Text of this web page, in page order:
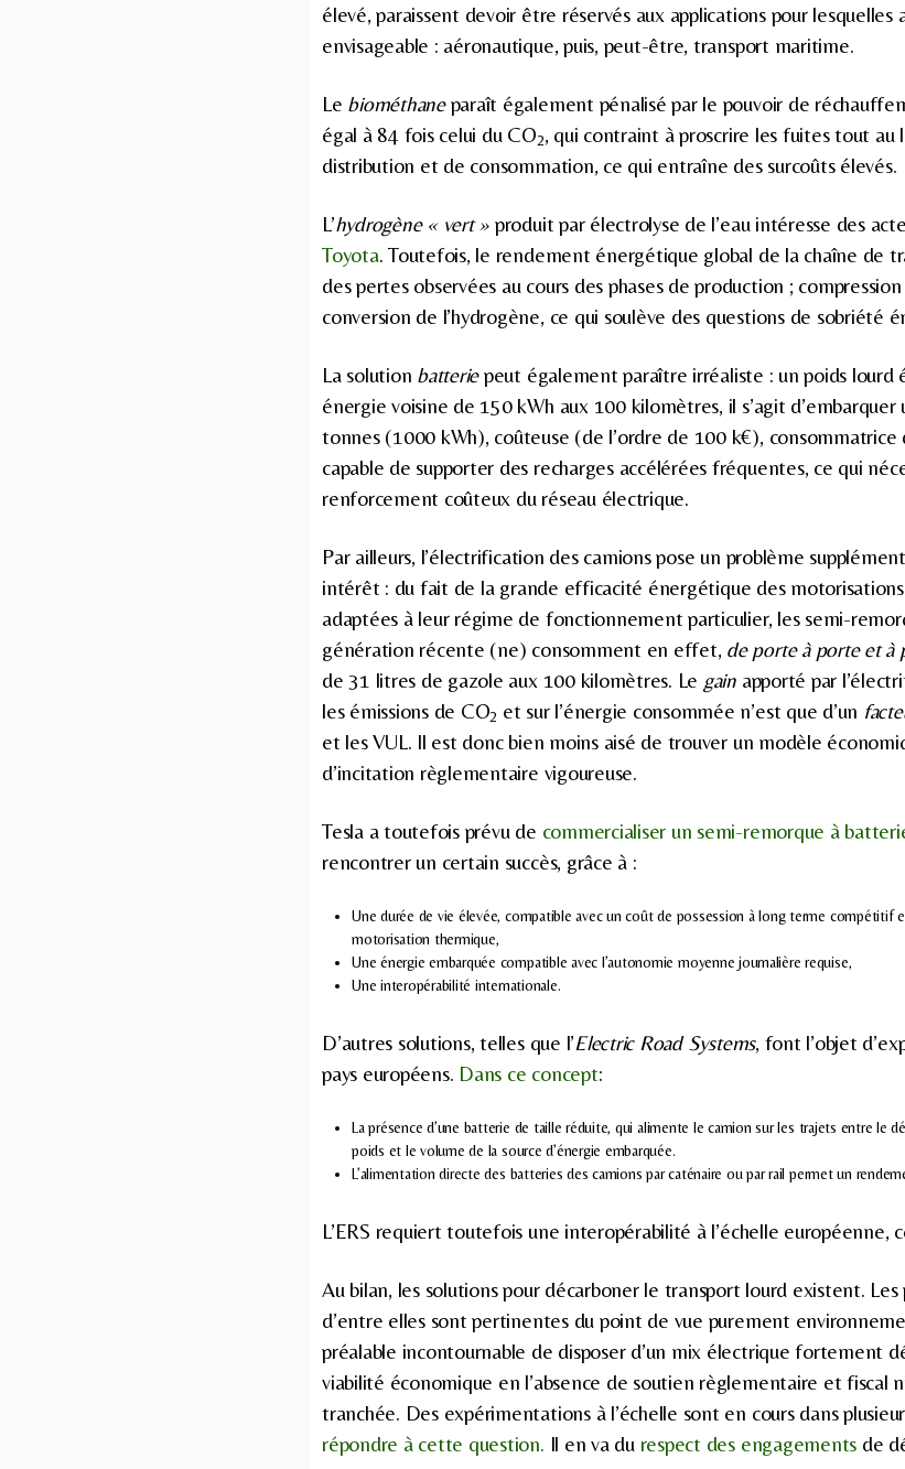
élevé, paraissent devoir être réservés aux applications pour
envisageable : aéronautique, puis, peut-être, transport maritime.
Le biométhaneparaît également pénalisé par le pouvoir de
égal à 84 fois celui du CO2, qui contraint à proscrire les fuites tout au
distribution et de consommation, ce qui entraîne des surcoûts élevés.
L’hydrogène « vert » produit par électrolyse de l’eau intéresse des
Toyota. Toutefois, le rendement énergétique global de la chaîne de
des pertes observées au cours des phases de production ;
conversion de l’hydrogène, ce qui soulève des questions de sobriété
La solution batteriepeut également paraître irréaliste : un poids lourd
énergie voisine de 150 kWh aux 100 kilomètres, il s’agit
tonnes (1000 kWh), coûteuse (de l’ordre de 100 k€), consommatrice
capable de supporter des recharges accélérées fréquentes, ce qui
renforcement coûteux du réseau électrique.
Par ailleurs, l’électrification des camions pose un problème
intérêt : du fait de la grande efficacité énergétique des
adaptées à leur régime de fonctionnement particulier, les semi-
génération récente (ne) consomment en effet, de porte à porte et à
de 31 litres de gazole aux 100 kilomètres. Le gain apporté par
les émissions de CO2 et sur l’énergie consommée n’est que d’un
et les VUL. Il est donc bien moins aisé de trouver un modèle
d’incitation règlementaire vigoureuse.
Tesla a toutefois prévu de commercialiser un semi-remorque à
rencontrer un certain succès, grâce à :
Une durée de vie élevée, compatible avec un coût de possession à long terme compétitif
motorisation thermique,
Une énergie embarquée compatible avec l’autonomie moyenne journalière requise,
Une interopérabilité internationale.
D’autres solutions, telles que l’Electric Road Systems, font l’objet
pays européens. Dans ce concept:
La présence d’une batterie de taille réduite, qui alimente le camion sur les trajets entre le
poids et le volume de la source d’énergie embarquée.
L’alimentation directe des batteries des camions par caténaire ou par rail permet un
L’ERS requiert toutefois une interopérabilité à l’échelle européenne,
Au bilan, les solutions pour décarboner le transport lourd existent.
d’entre elles sont pertinentes du point de vue purement
préalable incontournable de disposer d’un mix électrique fortement
viabilité économique en l’absence de soutien règlementaire et fiscal
tranchée. Des expérimentations à l’échelle sont en cours dans
répondre à cette question. Il en va du respect des engagements de